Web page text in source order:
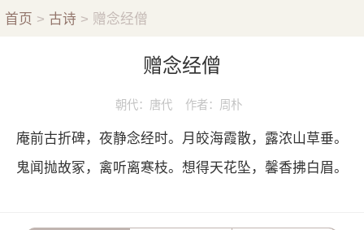
首页 > 古诗 > 赠念经僧
赠念经僧
朝代：唐代 作者：周朴
庵前古折碑，夜静念经时。月皎海霞散，露浓山草垂。
鬼闻抛故冢，禽听离寒枝。想得天花坠，馨香拂白眉。